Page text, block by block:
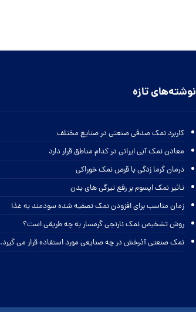
نوشته‌های تازه
کاربرد نمک صدفی صنعتی در صنایع مختلف
معادن نمک آبی ایرانی در کدام مناطق قرار دارد
درمان گرما زدگی با قرص نمک خوراکی
تاثیر نمک اپسوم بر رفع تیرگی های بدن
زمان مناسب برای افزودن نمک تصفیه شده سودمند به غذا
روش تشخیص نمک نارنجی گرمسار به چه طریقی است؟
نمک صنعتی آذرخش در چه صنایعی مورد استفاده قرار می گیرد.